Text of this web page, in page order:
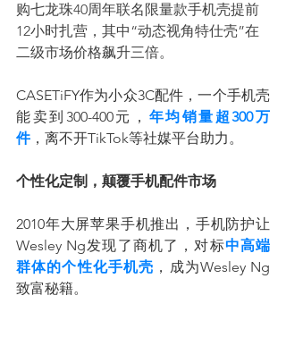
购七龙珠40周年联名限量款手机壳提前
12小时扎营，其中“动态视角特仕壳”在
二级市场价格飙升三倍。
CASETiFY作为小众3C配件，一个手机壳
能卖到300-400元， 年均销量超300万
件 ，离不开TikTok等社媒平台助力。
个性化定制，颠覆手机配件市场
2010年大屏苹果手机推出，手机防护让
Wesley Ng发现了商机了，对标中高端
群体的个性化手机壳 ，成为Wesley Ng
致富秘籍。